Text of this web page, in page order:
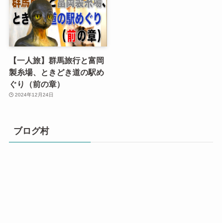
【一人旅】群馬旅行と富岡
製糸場、ときどき道の駅め
ぐり（前の章）
2024年12月24日
ブログ村